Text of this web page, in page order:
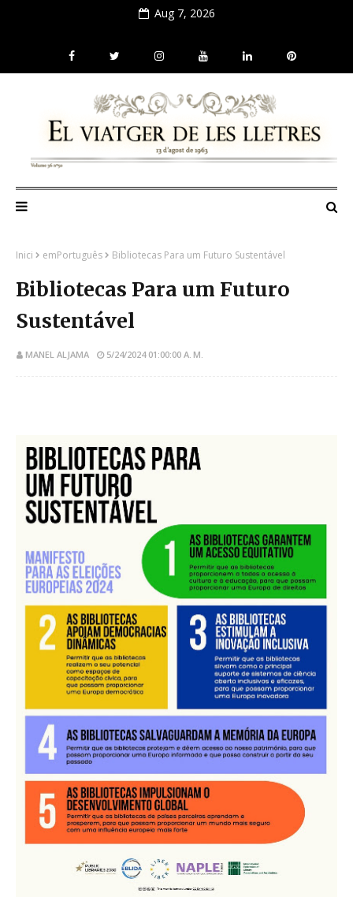
Aug 7, 2026
Inici emPortuguês Bibliotecas Para um Futuro Sustentável
Bibliotecas Para um Futuro
Sustentável
MANEL ALJAMA 5/24/2024 01:00:00 A. M.